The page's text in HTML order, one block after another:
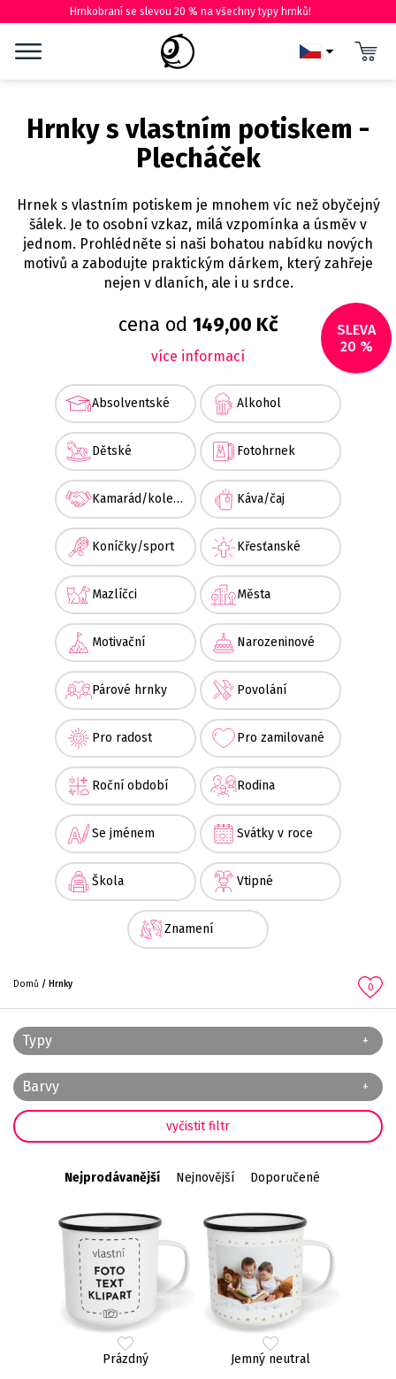
Hrnkobraní se slevou 20 % na všechny typy hrnků!
Hrnky s vlastním potiskem -
Plecháček
SLEVA
20 %
Hrnek s vlastním potiskem je mnohem víc než obyčejný
šálek. Je to osobní vzkaz, milá vzpomínka a úsměv v
jednom. Prohlédněte si naši bohatou nabídku nových
motivů a zabodujte praktickým dárkem, který zahřeje
nejen v dlaních, ale i u srdce.
cena od 149,00 Kč
více informací
Absolventské Alkohol
Dětské Fotohrnek
Kamarád/kolega Káva/čaj
Koníčky/sport Křesťanské
Mazlíčci Města
Motivační Narozeninové
Párové hrnky Povolání
Pro radost Pro zamilované
Roční období Rodina
Se jménem Svátky v roce
Škola Vtipné
Znamení
0
Domů Hrnky
Typy
Barvy
Nejprodávanější Nejnovější Doporučené
Prázdný Jemný neutral